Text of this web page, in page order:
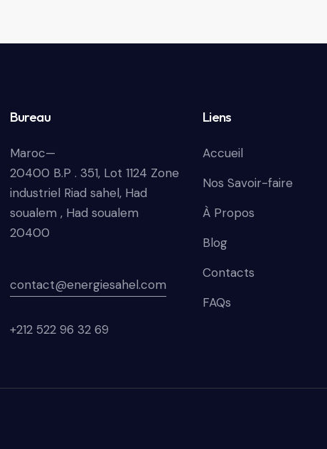
Bureau
Maroc—
20400 B.P . 351, Lot 1124 Zone
industriel Riad sahel, Had
soualem , Had soualem
20400
contact@energiesahel.com
+212 522 96 32 69
Liens
Accueil
Nos Savoir-faire
À Propos
Blog
Contacts
FAQs